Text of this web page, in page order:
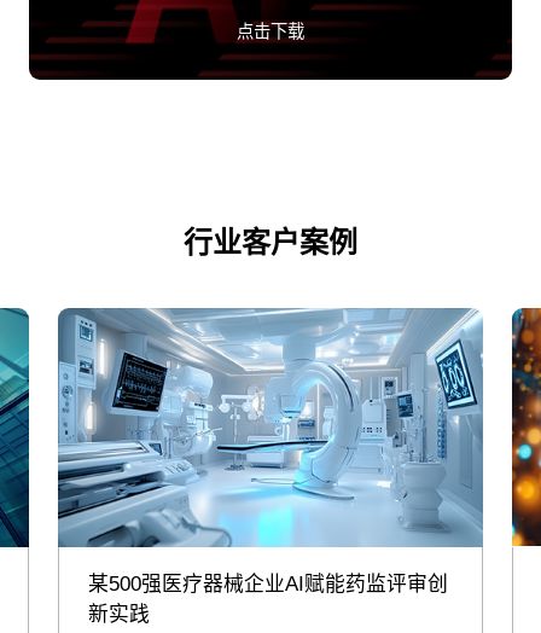
点击下载
行业客户案例
某500强医疗器械企业AI赋能药监评审创
新实践